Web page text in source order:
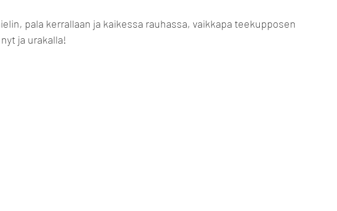
pala kerrallaan ja kaikessa rauhassa, vaikkapa teekupposen
ja urakalla!